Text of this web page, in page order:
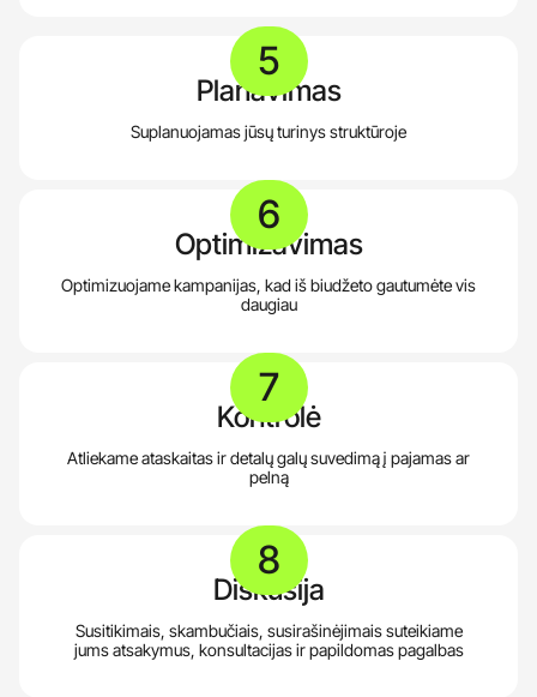
5
Planavimas
Suplanuojamas jūsų turinys struktūroje
6
Optimizavimas
Optimizuojame kampanijas, kad iš biudžeto gautumėte vis
daugiau
7
Kontrolė
Atliekame ataskaitas ir detalų galų suvedimą į pajamas ar
pelną
8
Diskusija
Susitikimais, skambučiais, susirašinėjimais suteikiame
jums atsakymus, konsultacijas ir papildomas pagalbas